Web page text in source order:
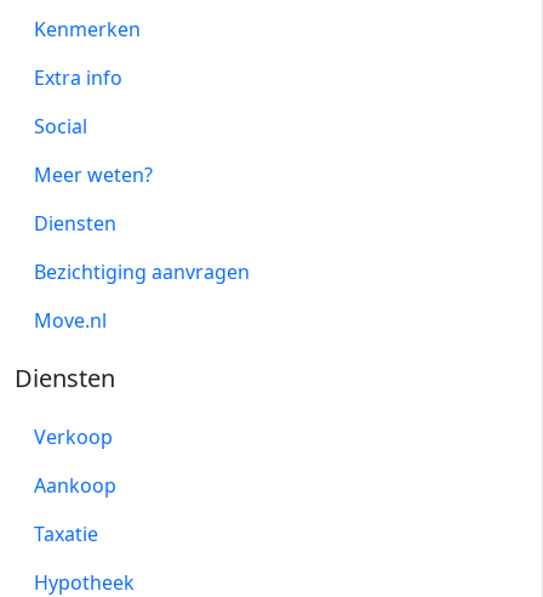
Kenmerken
Extra info
Social
Meer weten?
Diensten
Bezichtiging aanvragen
Move.nl
Diensten
Verkoop
Aankoop
Taxatie
Hypotheek